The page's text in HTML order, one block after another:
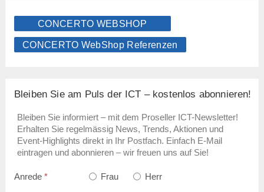
CONCERTO WEBSHOP
CONCERTO WebShop Referenzen
Bleiben Sie am Puls der ICT – kostenlos abonnieren!
Bleiben Sie informiert – mit dem Proseller ICT-Newsletter!
Erhalten Sie regelmässig News, Trends, Aktionen und
Event-Highlights direkt in Ihr Postfach. Einfach E-Mail
eintragen und abonnieren – wir freuen uns auf Sie!
Anrede * Frau Herr